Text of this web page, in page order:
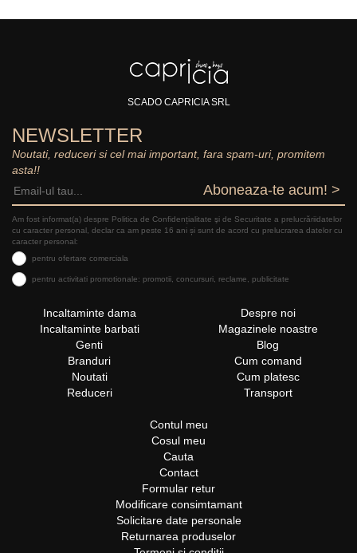
SCADO CAPRICIA SRL
NEWSLETTER
Noutati, reduceri si cel mai important, fara spam-uri, promitem
asta!!
Aboneaza-te acum! >
Am fost informat(a) despre Politica de Confidențialitate şi de Securitate a prelucrăriidatelor
cu caracter personal, declar ca am peste 16 ani și sunt de acord cu prelucrarea datelor cu
caracter personal:
pentru ofertare comerciala
pentru activitati promotionale: promotii, concursuri, reclame, publicitate
Incaltaminte dama
Incaltaminte barbati
Genti
Branduri
Noutati
Reduceri
Despre noi
Magazinele noastre
Blog
Cum comand
Cum platesc
Transport
Contul meu
Cosul meu
Cauta
Contact
Formular retur
Modificare consimtamant
Solicitare date personale
Returnarea produselor